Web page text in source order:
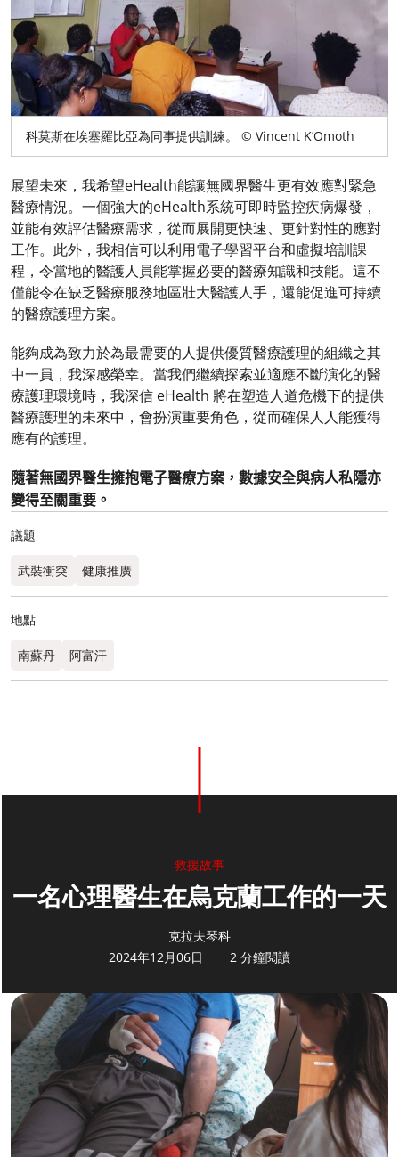
科莫斯在埃塞羅比亞為同事提供訓練。 © Vincent K’Omoth
展望未來，我希望eHealth能讓無國界醫生更有效應對緊急
醫療情況。一個強大的eHealth系統可即時監控疾病爆發，
並能有效評估醫療需求，從而展開更快速、更針對性的應對
工作。此外，我相信可以利用電子學習平台和虛擬培訓課
程，令當地的醫護人員能掌握必要的醫療知識和技能。這不
僅能令在缺乏醫療服務地區壯大醫護人手，還能促進可持續
的醫療護理方案。
能夠成為致力於為最需要的人提供優質醫療護理的組織之其
中一員，我深感榮幸。當我們繼續探索並適應不斷演化的醫
療護理環境時，我深信 eHealth 將在塑造人道危機下的提供
醫療護理的未來中，會扮演重要角色，從而確保人人能獲得
應有的護理。
隨著無國界醫生擁抱電子醫療方案，數據安全與病人私隱亦
變得至關重要。
議題
武裝衝突 健康推廣
地點
南蘇丹 阿富汗
救援故事
一名心理醫生在烏克蘭工作的一天
克拉夫琴科
2024年12月06日
2 分鐘閱讀